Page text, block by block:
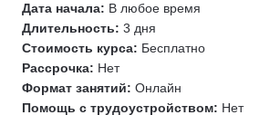
Мониторинг
Ansible
Terraform
Zabbix
Дата начала: В любое время
Длительность: 3 дня
Стоимость курса: Бесплатно
Рассрочка: Нет
Формат занятий: Онлайн
Помощь с трудоустройством: Нет